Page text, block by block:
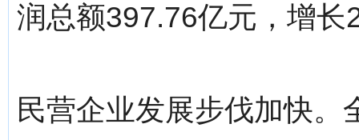
润总额397.76亿元，增长
民营企业发展步伐加快